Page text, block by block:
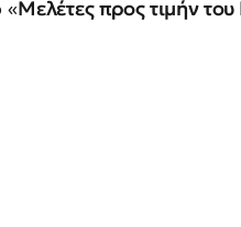
«Μελέτες προς τιμήν